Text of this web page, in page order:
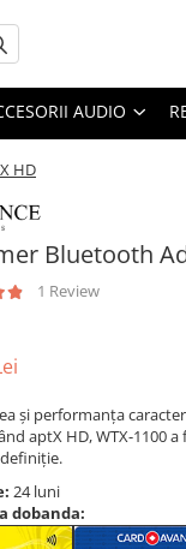
AUDIO
HD
Bluetooth
1 Review
și performanța
aptX HD, WTX-1100
24 luni
dobanda: